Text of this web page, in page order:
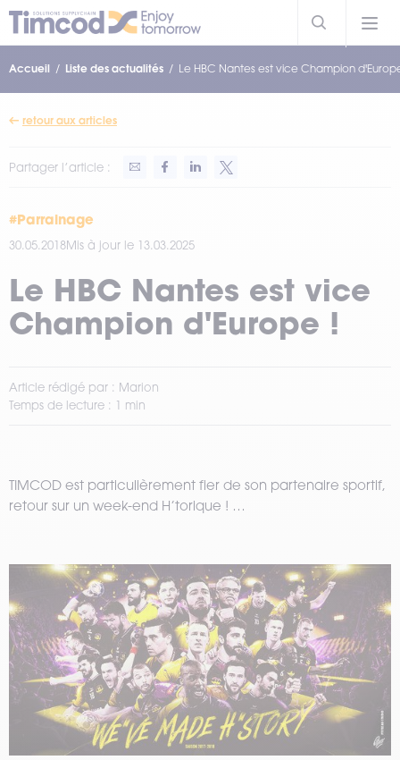
Accueil Liste des actualités Le HBC Nantes est vice Champion
retour aux articles
Partager l’article :
#Parrainage
30.05.2018Mis à jour le 13.03.2025
Le HBC Nantes est vice
Champion d'Europe !
Article rédigé par : Marion
Temps de lecture : 1 min
TIMCOD est particulièrement fier de son partenaire sportif,
retour sur un week-end H’torique ! …